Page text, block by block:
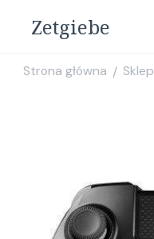
Zetgiebe
Strona główna / Sklep